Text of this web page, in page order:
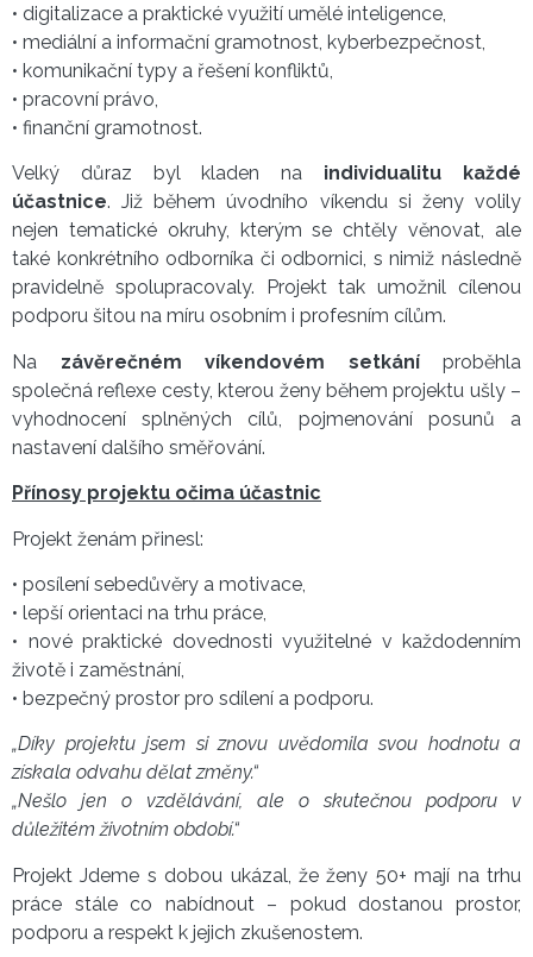
• digitalizace a praktické využití umělé inteligence,
• mediální a informační gramotnost, kyberbezpečnost,
• komunikační typy a řešení konfliktů,
• pracovní právo,
• finanční gramotnost.
Velký důraz byl kladen na individualitu každé
účastnice. Již během úvodního víkendu si ženy volily
nejen tematické okruhy, kterým se chtěly věnovat, ale
také konkrétního odborníka či odbornici, s nimiž následně
pravidelně spolupracovaly. Projekt tak umožnil cílenou
podporu šitou na míru osobním i profesním cílům.
Na závěrečném víkendovém setkáníproběhla
společná reflexe cesty, kterou ženy během projektu ušly –
vyhodnocení splněných cílů, pojmenování posunů a
nastavení dalšího směřování.
Přínosy projektu očima účastnic
Projekt ženám přinesl:
• posílení sebedůvěry a motivace,
• lepší orientaci na trhu práce,
• nové praktické dovednosti využitelné v každodenním
životě i zaměstnání,
• bezpečný prostor pro sdílení a podporu.
„Díky projektu jsem si znovu uvědomila svou hodnotu a
získala odvahu dělat změny.“
„Nešlo jen o vzdělávání, ale o skutečnou podporu v
důležitém životním období.“
Projekt Jdeme s dobou ukázal, že ženy 50+ mají na trhu
práce stále co nabídnout – pokud dostanou prostor,
podporu a respekt k jejich zkušenostem.